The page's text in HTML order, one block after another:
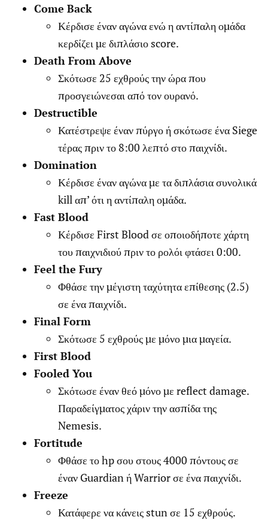
Come Back
Κέρδισε έναν αγώνα ενώ η αντίπαλη ομάδα
κερδίζει με διπλάσιο score.
Death From Above
Σκότωσε 25 εχθρούς την ώρα που
προσγειώνεσαι από τον ουρανό.
Destructible
Κατέστρεψε έναν πύργο ή σκότωσε ένα Siege
τέρας πριν το 8:00 λεπτό στο παιχνίδι.
Domination
Κέρδισε έναν αγώνα με τα διπλάσια συνολικά
kill απ’ ότι η αντίπαλη ομάδα.
Fast Blood
Κέρδισε First Blood σε οποιοδήποτε χάρτη
του παιχνιδιού πριν το ρολόι φτάσει 0:00.
Feel the Fury
Φθάσε την μέγιστη ταχύτητα επίθεσης (2.5)
σε ένα παιχνίδι.
Final Form
Σκότωσε 5 εχθρούς με μόνο μια μαγεία.
First Blood
Fooled You
Σκότωσε έναν θεό μόνο με reflect damage.
Παραδείγματος χάριν την ασπίδα της
Nemesis.
Fortitude
Φθάσε το hp σου στους 4000 πόντους σε
έναν Guardian ή Warrior σε ένα παιχνίδι.
Freeze
Κατάφερε να κάνεις stun σε 15 εχθρούς.